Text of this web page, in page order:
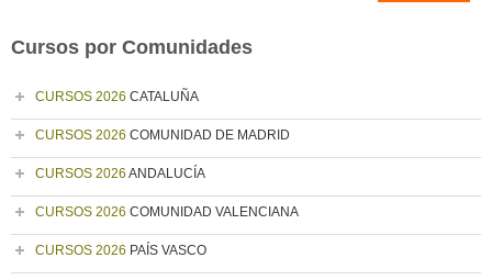
Cursos por Comunidades
CURSOS 2026 CATALUÑA
CURSOS 2026 COMUNIDAD DE MADRID
CURSOS 2026 ANDALUCÍA
CURSOS 2026 COMUNIDAD VALENCIANA
CURSOS 2026 PAÍS VASCO